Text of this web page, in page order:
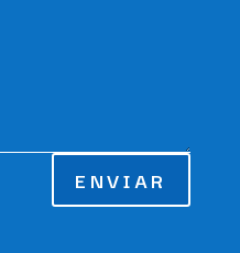
ENVIAR